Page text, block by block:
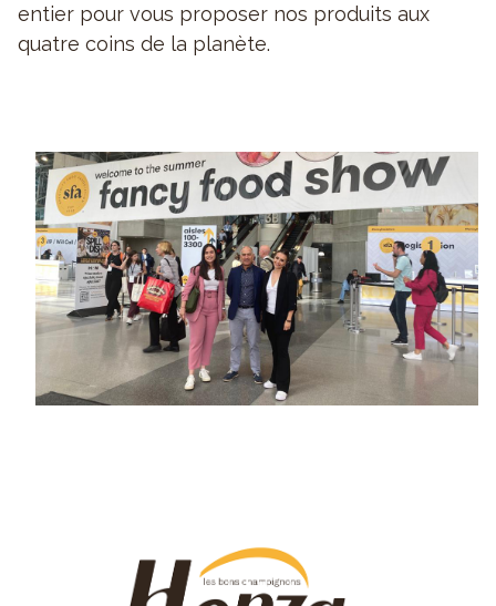
entier pour vous proposer nos produits aux
quatre coins de la planète.